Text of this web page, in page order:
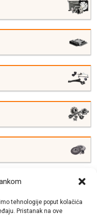
tehnologije poput kolačića
Pristanak na ove